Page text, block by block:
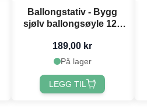
Ballongstativ - Bygg
sjølv ballongsøyle 120
189,00 kr
På lager
LEGG TIL